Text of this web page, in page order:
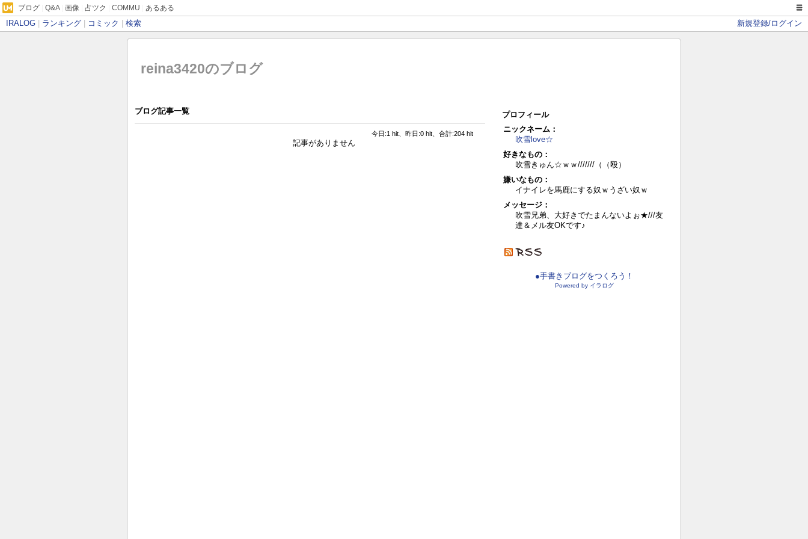
ブログ Q&A| 画像 占ツク COMMU あるある
IRALOG ランキング コミック 検索 新規登録/ログイン
reina3420のブログ
ブログ記事一覧
今日:1 hit、昨日:0 hit、合計:204 hit
記事がありません
プロフィール
ニックネーム：
吹雪love☆
好きなもの：
吹雪きゅん☆ｗｗ///////（（殴）
嫌いなもの：
イナイレを馬鹿にする奴ｗうざい奴ｗ
メッセージ：
吹雪兄弟、大好きでたまんないよぉ★///友
達＆メル友OKです♪
●手書きブログをつくろう！
Powered by イラログ